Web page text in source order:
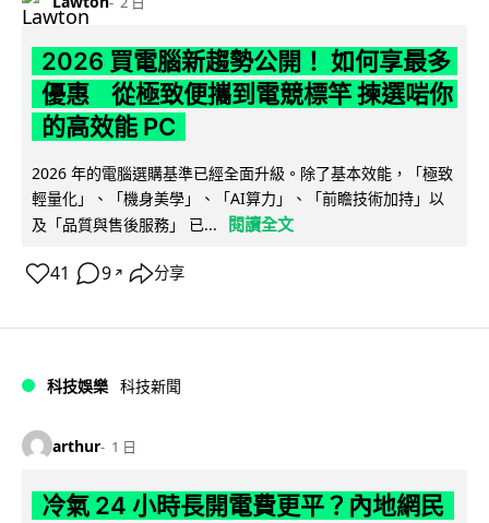
2026 買電腦新趨勢公開！ 如何享最多
優惠 從極致便攜到電競標竿 揀選啱你
的高效能 PC
2026 年的電腦選購基準已經全面升級。除了基本效能，「極致
輕量化」、「機身美學」、「AI算力」、「前瞻技術加持」以
及「品質與售後服務」 已...
閱讀全文
41 9 ↗ 分享
科技娛樂 科技新聞
arthur 1 日
冷氣 24 小時長開電費更平？內地網民